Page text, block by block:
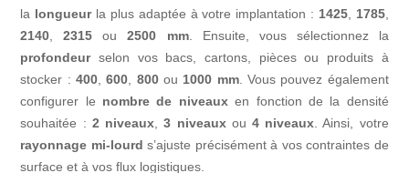
élément
suivant
la longueurla plus adaptée à votre implantation : 1425, 1785,
2140 ,2315 ou2500 mm. Ensuite, vous sélectionnez la
profondeurselon vos bacs, cartons, pièces ou produits à
stocker :400 ,600 800ou 1000 mm. Vous pouvez également
configurer le nombre de niveauxen fonction de la densité
souhaitée : 2 niveaux ,3 niveauxou 4 niveaux . Ainsi, votre
rayonnage mi-lourd s’ajuste précisément à vos contraintes de
surface et à vos flux logistiques.